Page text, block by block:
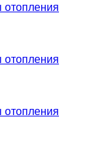
отопления
отопления
отопления